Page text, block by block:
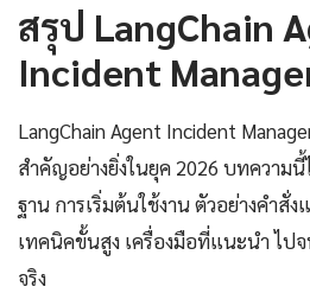
สรุป LangChain
Incident
LangChain Agent Incident
สำคัญอย่างยิ่งในยุค 2026 บทความ
ฐาน การเริ่มต้นใช้งาน ตัวอย่างคำสั่
เทคนิคขั้นสูง เครื่องมือที่แนะนำ ไป
จริง